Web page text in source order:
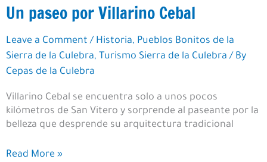
Un paseo por Villarino Cebal
Leave a Comment / Historia, Pueblos Bonitos de la
Sierra de la Culebra, Turismo Sierra de la Culebra / By
Cepas de la Culebra
Villarino Cebal se encuentra solo a unos pocos
kilómetros de San Vitero y sorprende al paseante por la
belleza que desprende su arquitectura tradicional
Un
Read More »